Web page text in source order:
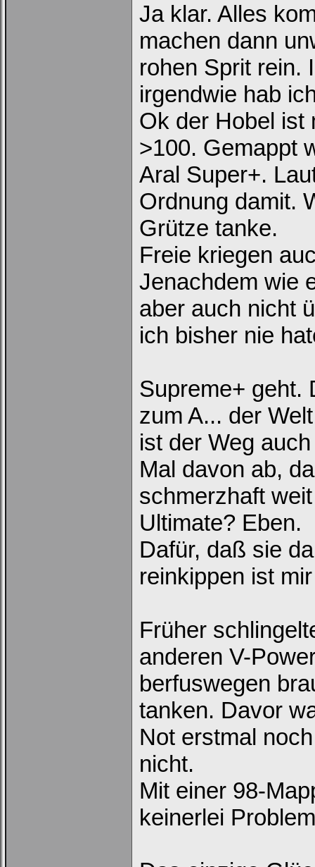
Ja klar. Alles
machen dann
rohen Sprit rein.
irgendwie hab
Ok der Hobel ist
>100. Gemappt
Aral Super+.
Ordnung damit.
Grütze tanke.
Freie kriegen
Jenachdem wie
aber auch nicht
ich bisher nie
Supreme+ geht.
zum A... der
ist der Weg
Mal davon ab,
schmerzhaft
Ultimate? Eben.
Dafür, daß sie
reinkippen ist
Früher
anderen V-
berfuswegen
tanken. Davor
Not erstmal
nicht.
Mit einer 98-
keinerlei